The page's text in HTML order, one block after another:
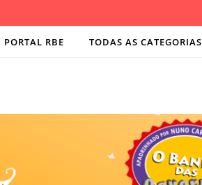
PORTAL RBE TODAS AS CATEGORIAS